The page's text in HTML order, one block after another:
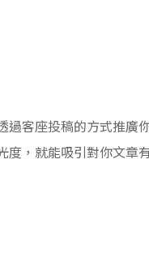
客座投稿的方式推廣
，就能吸引對你文章